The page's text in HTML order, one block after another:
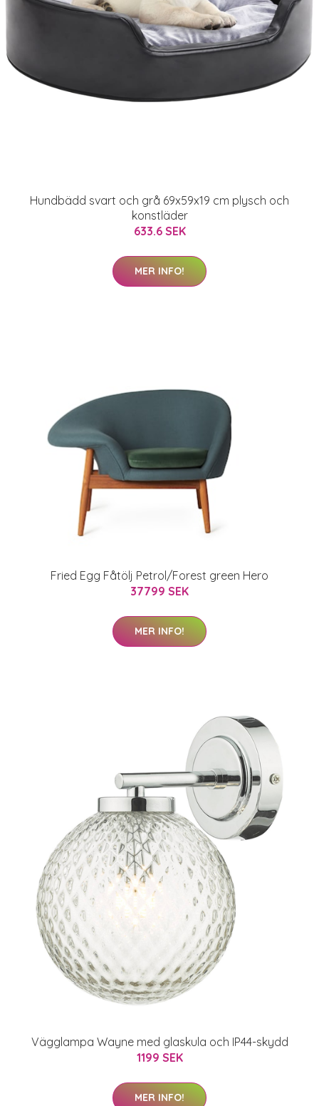
Hundbädd svart och grå 69x59x19 cm plysch och
konstläder
633.6 SEK
MER INFO!
Fried Egg Fåtölj Petrol/Forest green Hero
37799 SEK
MER INFO!
Vägglampa Wayne med glaskula och IP44-skydd
1199 SEK
MER INFO!